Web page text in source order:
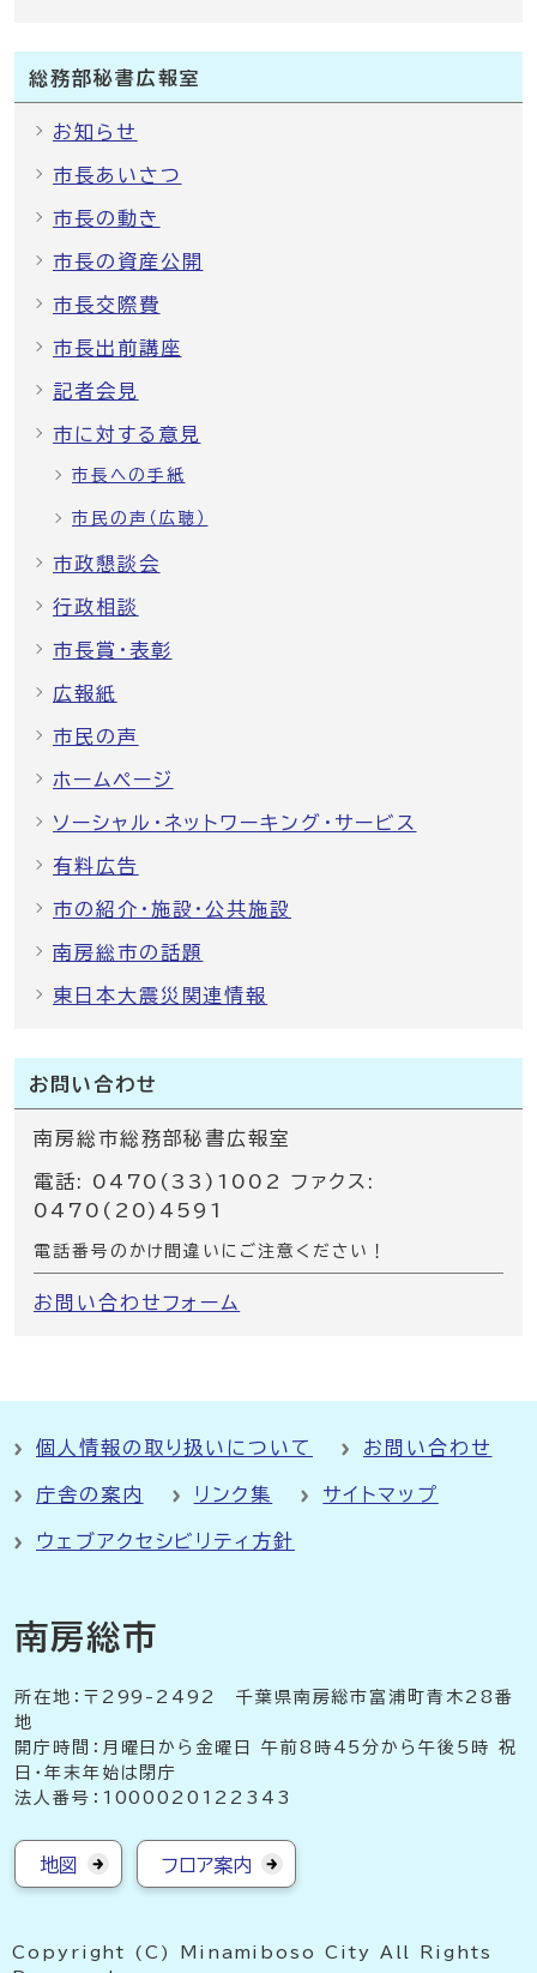
総務部秘書広報室
お知らせ
市長あいさつ
市長の動き
市長の資産公開
市長交際費
市長出前講座
記者会見
市に対する意見
市長への手紙
市民の声（広聴）
市政懇談会
行政相談
市長賞・表彰
広報紙
市民の声
ホームページ
ソーシャル・ネットワーキング・サービス
有料広告
市の紹介・施設・公共施設
南房総市の話題
東日本大震災関連情報
お問い合わせ
南房総市総務部秘書広報室
電話: 0470(33)1002 ファクス:
0470(20)4591
電話番号のかけ間違いにご注意ください！
お問い合わせフォーム
個人情報の取り扱いについて お問い合わせ
庁舎の案内 リンク集 サイトマップ
ウェブアクセシビリティ方針
南房総市
所在地：〒299-2492 千葉県南房総市富浦町青木28番
地
開庁時間：月曜日から金曜日 午前8時45分から午後5時 祝
日・年末年始は閉庁
法人番号：1000020122343
地図 フロア案内
Copyright (C) Minamiboso City All Rights